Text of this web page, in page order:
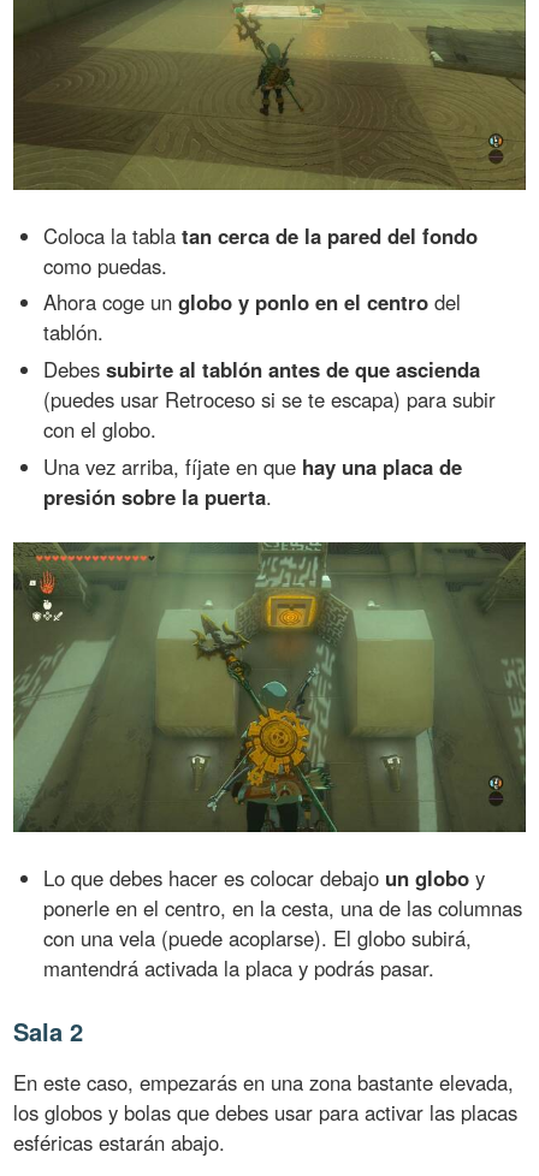
Coloca la tablatan cerca de la pared del fondo
como puedas.
Ahora coge unglobo y ponlo en el centro del
tablón.
Debessubirte al tablón antes de que ascienda
(puedes usar Retroceso si se te escapa) para subir
con el globo.
Una vez arriba, fíjate en que hay una placa de
presión sobre la puerta.
Lo que debes hacer es colocar debajo un globo y
ponerle en el centro, en la cesta, una de las columnas
con una vela (puede acoplarse). El globo subirá,
mantendrá activada la placa y podrás pasar.
Sala 2
En este caso, empezarás en una zona bastante elevada,
los globos y bolas que debes usar para activar las placas
esféricas estarán abajo.